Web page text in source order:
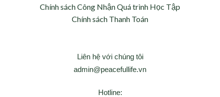
Chính sách Công Nhận Quá trình Học Tập
Chính sách Thanh Toán
Liên hệ với chúng tôi
admin@peacefullife.vn
Hotline: